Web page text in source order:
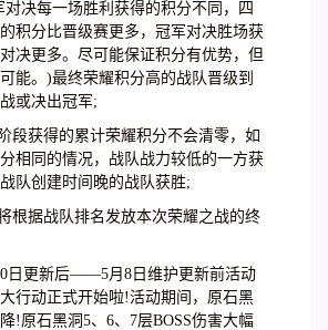
决每一场胜利获得的积分不同，四
积分比晋级赛更多，冠军对决胜场获
决更多。尽可能保证积分有优势，但
能。)最终荣耀积分高的战队晋级到
或决出冠军;
段获得的累计荣耀积分不会清零，如
相同的情况，战队战力较低的一方获
队创建时间晚的战队获胜;
根据战队排名发放本次荣耀之战的终
日更新后——5月8日维护更新前活动
行动正式开始啦!活动期间，原石黑
!原石黑洞5、6、7层BOSS伤害大幅